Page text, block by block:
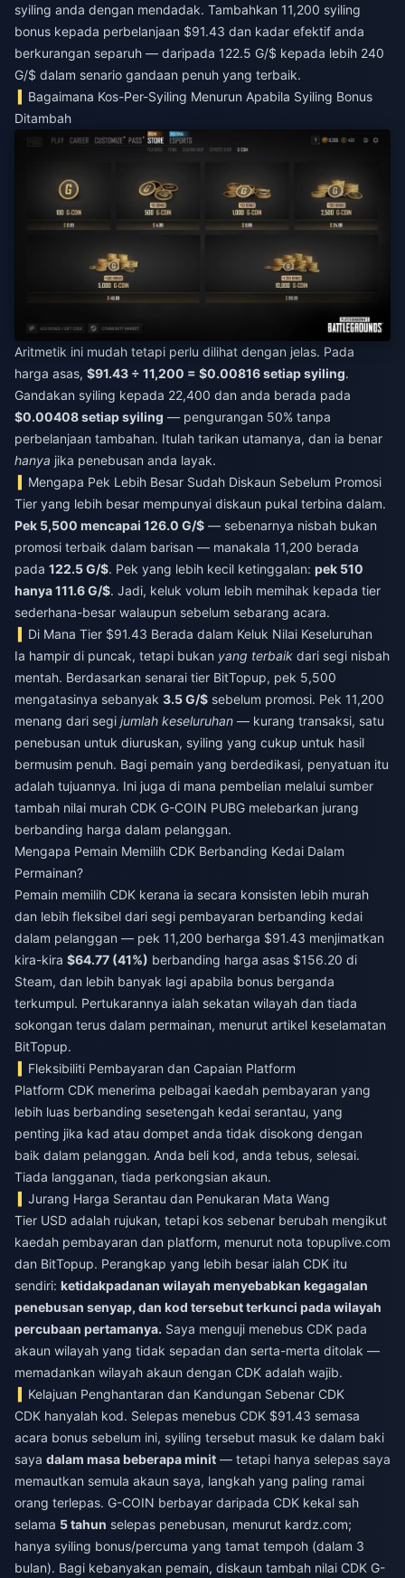
syiling anda dengan mendadak. Tambahkan 11,200 syiling
bonus kepada perbelanjaan $91.43 dan kadar efektif anda
berkurangan separuh — daripada 122.5 G/$ kepada lebih 240
G/$ dalam senario gandaan penuh yang terbaik.
Bagaimana Kos-Per-Syiling Menurun Apabila Syiling Bonus
Ditambah
Aritmetik ini mudah tetapi perlu dilihat dengan jelas. Pada
harga asas, $91.43 ÷ 11,200 = $0.00816 setiap syiling.
Gandakan syiling kepada 22,400 dan anda berada pada
$0.00408 setiap syiling — pengurangan 50% tanpa
perbelanjaan tambahan. Itulah tarikan utamanya, dan ia benar
hanya jika penebusan anda layak.
Mengapa Pek Lebih Besar Sudah Diskaun Sebelum Promosi
Tier yang lebih besar mempunyai diskaun pukal terbina dalam.
Pek 5,500 mencapai 126.0 G/$ — sebenarnya nisbah bukan
promosi terbaik dalam barisan — manakala 11,200 berada
pada 122.5 G/$. Pek yang lebih kecil ketinggalan: pek 510
hanya 111.6 G/$. Jadi, keluk volum lebih memihak kepada tier
sederhana-besar walaupun sebelum sebarang acara.
Di Mana Tier $91.43 Berada dalam Keluk Nilai Keseluruhan
Ia hampir di puncak, tetapi bukan yang terbaik dari segi nisbah
mentah. Berdasarkan senarai tier BitTopup, pek 5,500
mengatasinya sebanyak 3.5 G/$ sebelum promosi. Pek 11,200
menang dari segi jumlah keseluruhan — kurang transaksi, satu
penebusan untuk diuruskan, syiling yang cukup untuk hasil
bermusim penuh. Bagi pemain yang berdedikasi, penyatuan itu
adalah tujuannya. Ini juga di mana pembelian melalui sumber
tambah nilai murah CDK G-COIN PUBG melebarkan jurang
berbanding harga dalam pelanggan.
Mengapa Pemain Memilih CDK Berbanding Kedai Dalam
Permainan?
Pemain memilih CDK kerana ia secara konsisten lebih murah
dan lebih fleksibel dari segi pembayaran berbanding kedai
dalam pelanggan — pek 11,200 berharga $91.43 menjimatkan
kira-kira $64.77 (41%) berbanding harga asas $156.20 di
Steam, dan lebih banyak lagi apabila bonus berganda
terkumpul. Pertukarannya ialah sekatan wilayah dan tiada
sokongan terus dalam permainan, menurut artikel keselamatan
BitTopup.
Fleksibiliti Pembayaran dan Capaian Platform
Platform CDK menerima pelbagai kaedah pembayaran yang
lebih luas berbanding sesetengah kedai serantau, yang
penting jika kad atau dompet anda tidak disokong dengan
baik dalam pelanggan. Anda beli kod, anda tebus, selesai.
Tiada langganan, tiada perkongsian akaun.
Jurang Harga Serantau dan Penukaran Mata Wang
Tier USD adalah rujukan, tetapi kos sebenar berubah mengikut
kaedah pembayaran dan platform, menurut nota topuplive.com
dan BitTopup. Perangkap yang lebih besar ialah CDK itu
sendiri: ketidakpadanan wilayah menyebabkan kegagalan
penebusan senyap, dan kod tersebut terkunci pada wilayah
percubaan pertamanya. Saya menguji menebus CDK pada
akaun wilayah yang tidak sepadan dan serta-merta ditolak —
memadankan wilayah akaun dengan CDK adalah wajib.
Kelajuan Penghantaran dan Kandungan Sebenar CDK
CDK hanyalah kod. Selepas menebus CDK $91.43 semasa
acara bonus sebelum ini, syiling tersebut masuk ke dalam baki
saya dalam masa beberapa minit — tetapi hanya selepas saya
memautkan semula akaun saya, langkah yang paling ramai
orang terlepas. G-COIN berbayar daripada CDK kekal sah
selama 5 tahun selepas penebusan, menurut kardz.com;
hanya syiling bonus/percuma yang tamat tempoh (dalam 3
bulan). Bagi kebanyakan pemain, diskaun tambah nilai CDK G-